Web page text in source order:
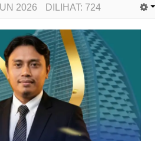
2026 DILIHAT: 724